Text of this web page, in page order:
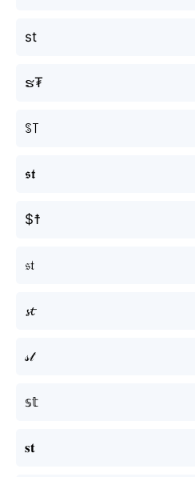
st
ຮ₮
ꌗ꓄
𝖘𝖙
$☨
𝔰𝔱
𝓼𝓽
𝓈𝓉
𝕤𝕥
𝐬𝐭